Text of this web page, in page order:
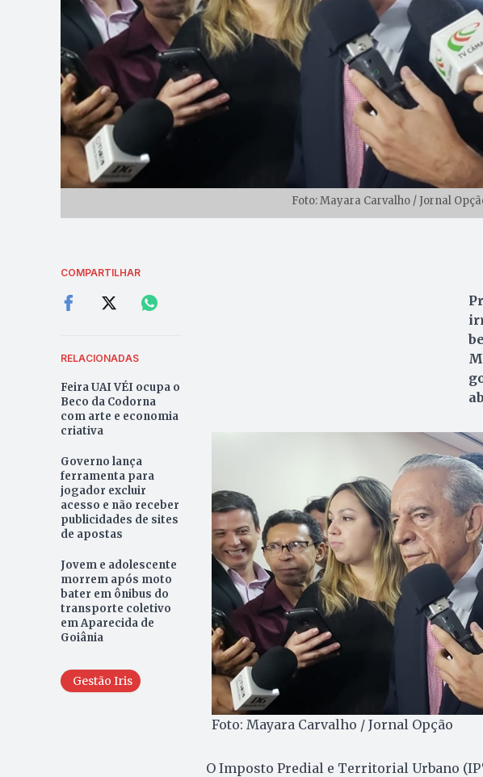
Foto: Mayara Carvalho / Jornal
COMPARTILHAR
RELACIONADAS
Feira UAI VÉI ocupa o
Beco da Codorna
com arte e economia
criativa
Governo lança
ferramenta para
jogador excluir
acesso e não receber
publicidades de sites
de apostas
Jovem e adolescente
morrem após moto
bater em ônibus do
transporte coletivo
em Aparecida de
Goiânia
Gestão Iris
Foto: Mayara Carvalho / Jornal Opção
O Imposto Predial e Territorial Urbano (